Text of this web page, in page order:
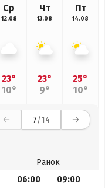
Ср
12.08
23°
10°
Чт
13.08
23°
9°
Пт
14.08
25°
10°
7/14
Ранок
06:00 09:00